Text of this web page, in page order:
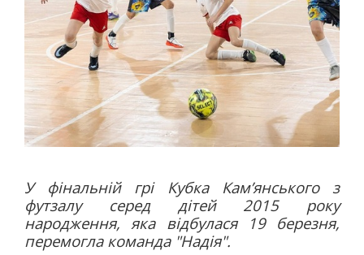
ГРЕБЛЯ
ВОДНИЙ ТУРИЗМ
ГІМНАСТИКА
ХУДОЖНЯ
СПОРТИВНА
АКРОБАТИКА
СТРИБКИ НА БАТУТІ
ХОКЕЙ
БІГ НА КОНЬКАХ
ФІГУРНЕ КАТАННЯ
У фінальній грі Кубка Кам’янського з
футзалу серед дітей 2015 року
народження, яка відбулася 19 березня,
перемогла команда "Надія".